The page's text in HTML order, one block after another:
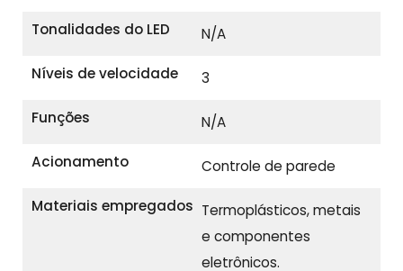
Tonalidades do LED N/A
Níveis de velocidade 3
Funções N/A
Acionamento Controle de parede
Materiais empregados Termoplásticos, metais
e componentes
eletrônicos.